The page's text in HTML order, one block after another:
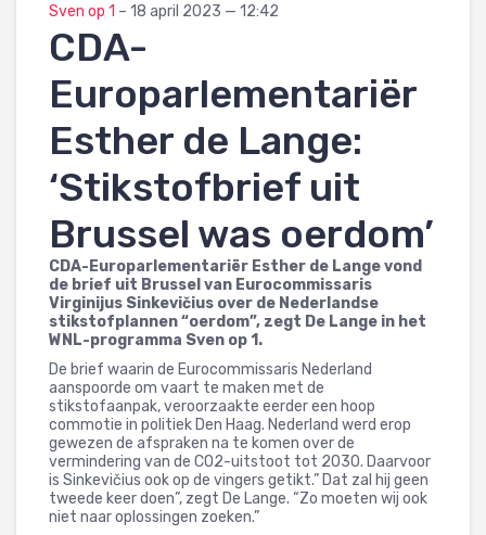
Sven op 1 – 18 april 2023 — 12:42
CDA-
Europarlementariër
Esther de Lange:
‘Stikstofbrief uit
Brussel was oerdom’
CDA-Europarlementariër Esther de Lange vond
de brief uit Brussel van Eurocommissaris
Virginijus Sinkevičius over de Nederlandse
stikstofplannen “oerdom”, zegt De Lange in het
WNL-programma Sven op 1.
De brief waarin de Eurocommissaris Nederland
aanspoorde om vaart te maken met de
stikstofaanpak, veroorzaakte eerder een hoop
commotie in politiek Den Haag. Nederland werd erop
gewezen de afspraken na te komen over de
vermindering van de CO2-uitstoot tot 2030. Daarvoor
is Sinkevičius ook op de vingers getikt.” Dat zal hij geen
tweede keer doen”, zegt De Lange. “Zo moeten wij ook
niet naar oplossingen zoeken.”